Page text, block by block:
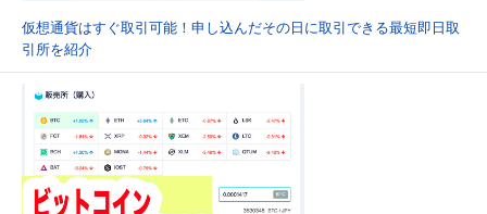
仮想通貨はすぐ取引可能！申し込んだその日に取引できる最短即日取
引所を紹介